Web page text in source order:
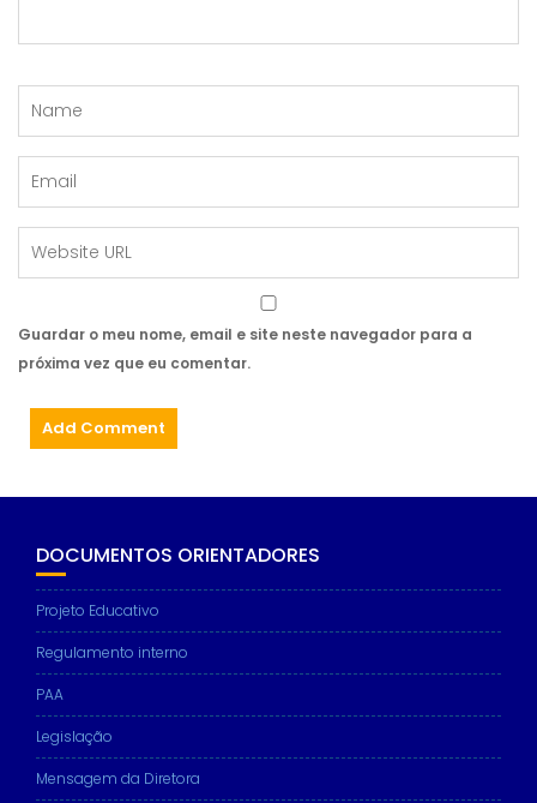
Guardar o meu nome, email e site neste navegador para a
próxima vez que eu comentar.
DOCUMENTOS ORIENTADORES
Projeto Educativo
Regulamento interno
PAA
Legislação
Mensagem da Diretora